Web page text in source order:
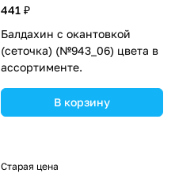
441 ₽
Балдахин с окантовкой
(сеточка) (№943_06) цвета в
ассортименте.
В корзину
Старая цена